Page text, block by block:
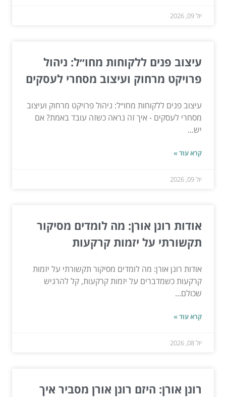
יול 09, 2026
עיצוב פנים ללקוחות מחו״ל: ניהול
פרויקט מרחוק ועיצוב מסחרי לעסקים
עיצוב פנים ללקוחות מחו״ל: ניהול פרויקט מרחוק ועיצוב
מסחרי לעסקים - איך זה נראה כשזה עובד באמת? אם
יש...
קרא עוד »
יול 09, 2026
אודות רונן אורן: מה לומדים מסיקור
תקשורתי על יזמות קרקעות
אודות רונן אורן: מה לומדים מסיקור תקשורתי על יזמות
קרקעות כשמדברים על יזמות קרקעות, קל להרגיש
שכולם...
קרא עוד »
יול 08, 2026
רונן אורן: היזם רונן אורן מסביר איך